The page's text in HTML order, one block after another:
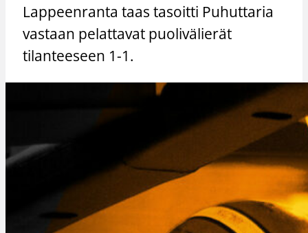
Lappeenranta taas tasoitti Puhuttaria
vastaan pelattavat puolivälierät
tilanteeseen 1-1.